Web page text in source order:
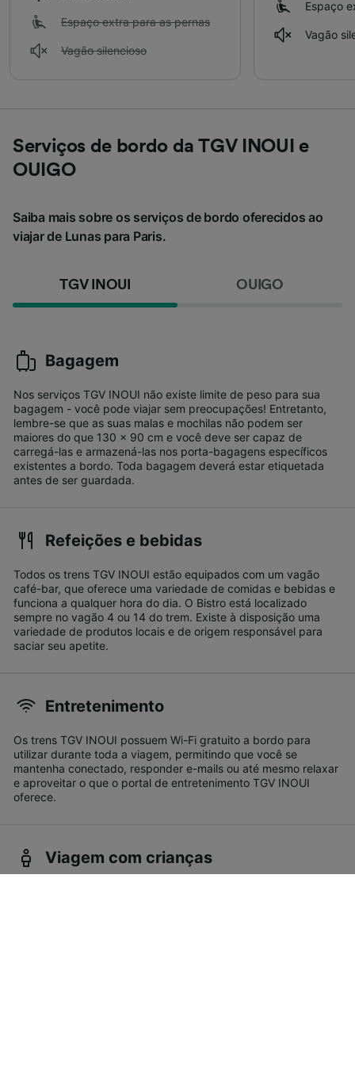
Espaço extra para as pernas
Vagão silencioso
Espaço
Vagão
Serviços de bordo da TGV INOUI e
OUIGO
Saiba mais sobre os serviços de bordo oferecidos ao
viajar de Lunas para Paris.
TGV INOUI OUIGO
Bagagem
Nos serviços TGV INOUI não existe limite de peso para sua
bagagem - você pode viajar sem preocupações! Entretanto,
lembre-se que as suas malas e mochilas não podem ser
maiores do que 130 x 90 cm e você deve ser capaz de
carregá-las e armazená-las nos porta-bagagens específicos
existentes a bordo. Toda bagagem deverá estar etiquetada
antes de ser guardada.
Refeições e bebidas
Todos os trens TGV INOUI estão equipados com um vagão
café-bar, que oferece uma variedade de comidas e bebidas e
funciona a qualquer hora do dia. O Bistro está localizado
sempre no vagão 4 ou 14 do trem. Existe à disposição uma
variedade de produtos locais e de origem responsável para
saciar seu apetite.
Entretenimento
Os trens TGV INOUI possuem Wi-Fi gratuito a bordo para
utilizar durante toda a viagem, permitindo que você se
mantenha conectado, responder e-mails ou até mesmo relaxar
e aproveitar o que o portal de entretenimento TGV INOUI
oferece.
Viagem com crianças